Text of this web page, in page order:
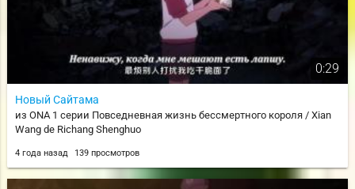
0:29
Новый Сайтама
из ONA 1 серии Повседневная жизнь бессмертного короля / Xian
Wang de Richang Shenghuo
4 года назад 139 просмотров